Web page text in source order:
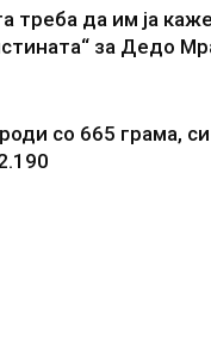
треба да им ја
за Дедо
со 665 грама,